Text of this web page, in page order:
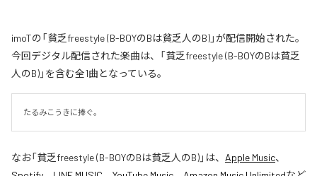
imoTの「貧乏freestyle (B-BOYのBは貧乏人のB)」が配信開始された。
今回デジタル配信された楽曲は、「貧乏freestyle (B-BOYのBは貧乏
人のB)」を含む全1曲となっている。
たるみこうきに捧ぐ。
なお「貧乏freestyle (B-BOYのBは貧乏人のB)」は、 Apple Music、